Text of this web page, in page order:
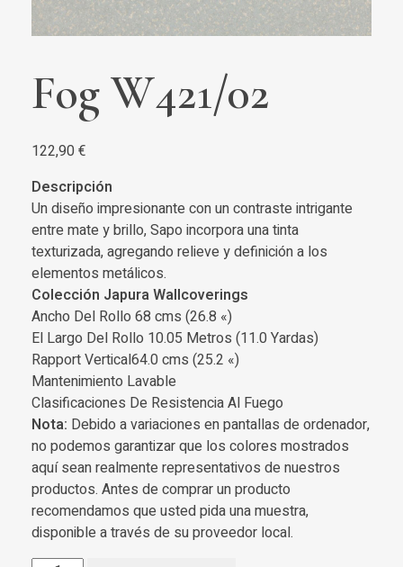
Fog W421/02
122,90€
Descripción
Un diseño impresionante con un contraste intrigante
entre mate y brillo, Sapo incorpora una tinta
texturizada, agregando relieve y definición a los
elementos metálicos.
Colección Japura Wallcoverings
Ancho Del Rollo 68 cms (26.8 «)
El Largo Del Rollo 10.05 Metros (11.0 Yardas)
Rapport Vertical64.0 cms (25.2 «)
Mantenimiento Lavable
Clasificaciones De Resistencia Al Fuego
Nota: Debido a variaciones en pantallas de ordenador,
no podemos garantizar que los colores mostrados
aquí sean realmente representativos de nuestros
productos. Antes de comprar un producto
recomendamos que usted pida una muestra,
disponible a través de su proveedor local.